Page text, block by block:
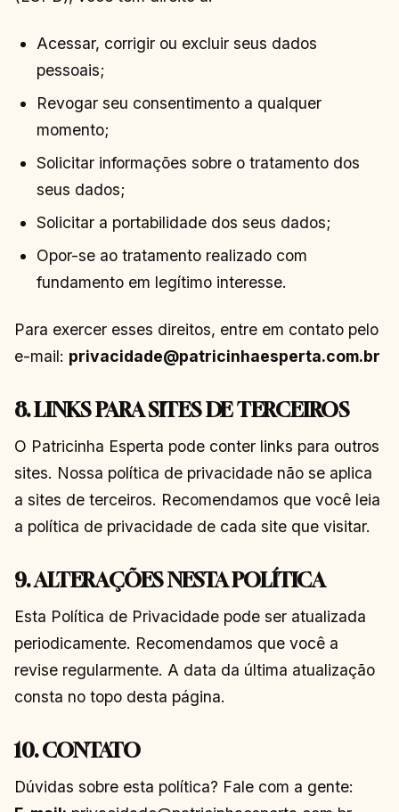
Acessar, corrigir ou excluir seus dados
pessoais;
Revogar seu consentimento a qualquer
momento;
Solicitar informações sobre o tratamento dos
seus dados;
Solicitar a portabilidade dos seus dados;
Opor-se ao tratamento realizado com
fundamento em legítimo interesse.
Para exercer esses direitos, entre em contato pelo
e-mail: privacidade@patricinhaesperta.com.br
8. LINKS PARA SITES DE TERCEIROS
O Patricinha Esperta pode conter links para outros
sites. Nossa política de privacidade não se aplica
a sites de terceiros. Recomendamos que você leia
a política de privacidade de cada site que visitar.
9. ALTERAÇÕES NESTA POLÍTICA
Esta Política de Privacidade pode ser atualizada
periodicamente. Recomendamos que você a
revise regularmente. A data da última atualização
consta no topo desta página.
10. CONTATO
Dúvidas sobre esta política? Fale com a gente: